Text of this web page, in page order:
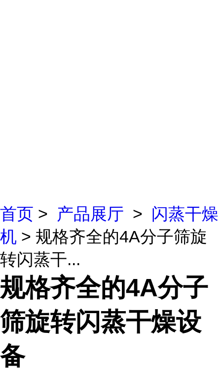
首页 > 产品展厅 > 闪蒸干燥
机 > 规格齐全的4A分子筛旋
转闪蒸干...
规格齐全的4A分子
筛旋转闪蒸干燥设
备